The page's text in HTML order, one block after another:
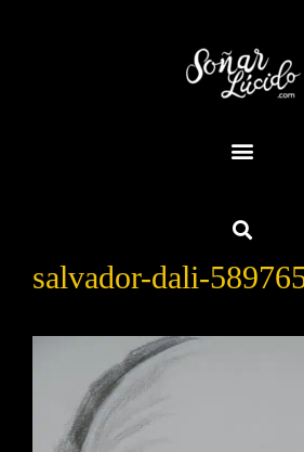
salvador-dali-